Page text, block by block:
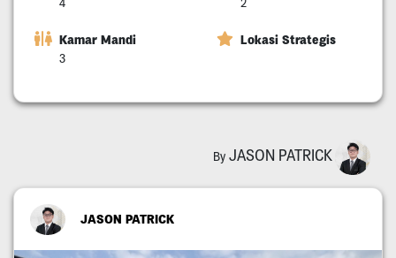
Kamar Mandi
3
Lokasi Strategis
By JASON PATRICK
JASON PATRICK